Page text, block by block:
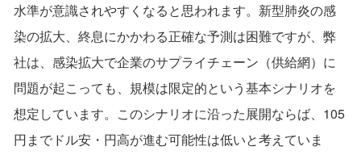
水準が意識されやすくなると思われます。新型肺炎の感
染の拡大、終息にかかわる正確な予測は困難ですが、弊
社は、感染拡大で企業のサプライチェーン（供給網）に
問題が起こっても、規模は限定的という基本シナリオを
想定しています。このシナリオに沿った展開ならば、105
円までドル安・円高が進む可能性は低いと考えていま